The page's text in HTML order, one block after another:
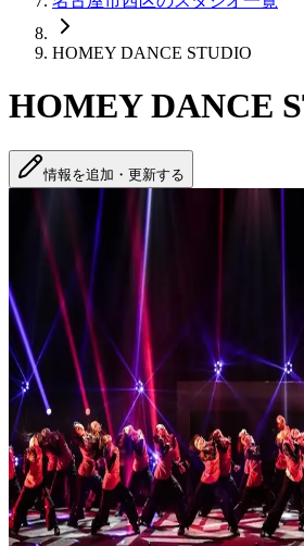
HOMEY DANCE STUDIO
HOMEY DANCE
情報を追加・更新する